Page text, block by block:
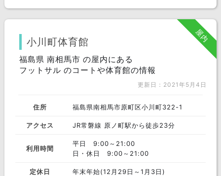
屋内
小川町体育館
福島県 南相馬市 の屋内にある
フットサル のコートや体育館の情報
更新日：2021年5月4日
住所 福島県南相馬市原町区小川町322-1
アクセス JR常磐線 原ノ町駅から徒歩23分
利用時間
平日 9:00～21:00
日・休日 9:00～21:00
定休日 年末年始(12月29日～1月3日)